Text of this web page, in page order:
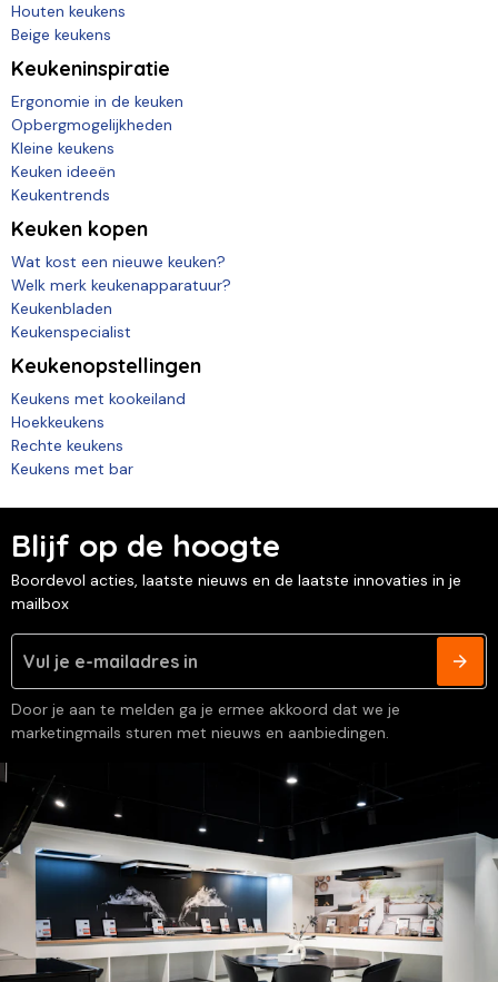
Houten keukens
Beige keukens
Keukeninspiratie
Ergonomie in de keuken
Opbergmogelijkheden
Kleine keukens
Keuken ideeën
Keukentrends
Keuken kopen
Wat kost een nieuwe keuken?
Welk merk keukenapparatuur?
Keukenbladen
Keukenspecialist
Keukenopstellingen
Keukens met kookeiland
Hoekkeukens
Rechte keukens
Keukens met bar
Blijf op de hoogte
Boordevol acties, laatste nieuws en de laatste innovaties in je
mailbox
Door je aan te melden ga je ermee akkoord dat we je
marketingmails sturen met nieuws en aanbiedingen.